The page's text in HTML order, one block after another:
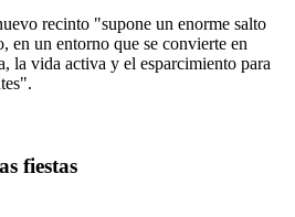
recinto "supone un enorme salto
en un entorno que se convierte en
la vida activa y el esparcimiento para
fiestas